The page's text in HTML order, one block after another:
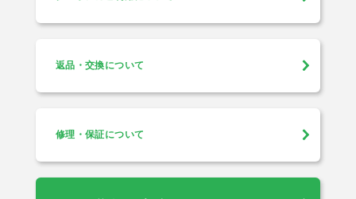
返品・交換について
修理・保証について